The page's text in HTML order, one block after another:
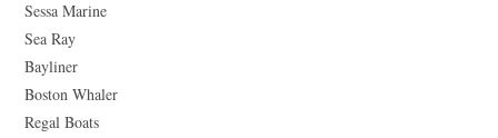
Sessa Marine
Sea Ray
Bayliner
Boston Whaler
Regal Boats